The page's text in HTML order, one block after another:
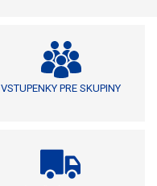
VSTUPENKY PRE SKUPINY